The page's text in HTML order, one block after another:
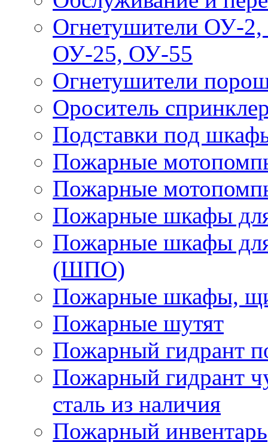
Огнетушители ОУ-
ОУ-25, ОУ-55
Огнетушители
Ороситель
Подставки под
Пожарные
Пожарные
Пожарные шкафы
Пожарные шкафы
(ШПО)
Пожарные шкафы,
Пожарные шутят
Пожарный гидрант
Пожарный гидрант
сталь из наличия
Пожарный инвентарь